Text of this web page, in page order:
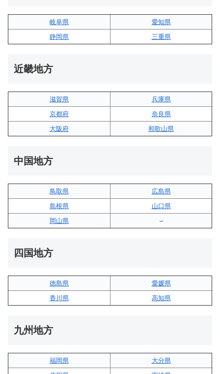
岐阜県
愛知県
静岡県
三重県
近畿地方
滋賀県
兵庫県
京都府
奈良県
大阪府
和歌山県
中国地方
鳥取県
広島県
島根県
山口県
岡山県
–
四国地方
徳島県
愛媛県
香川県
高知県
九州地方
福岡県
大分県